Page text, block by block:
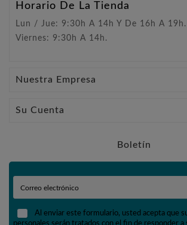
Horario De La Tienda
Lun / Jue: 9:30h A 14h Y De 16h A 19h.
Viernes: 9:30h A 14h.
Nuestra Empresa
Su Cuenta
Boletín
Al enviar este formulario, usted acepta que
personales serán tratados con el fin de responder a